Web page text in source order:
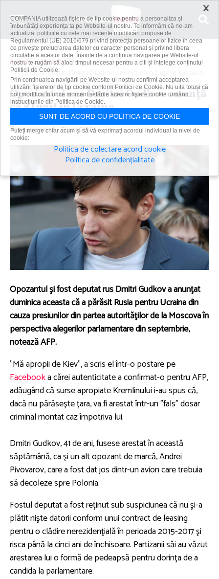
Acasă
Externe
Opozantul rus Dmitri Gudkov anunţă că a fugit în Ucraina
Opozantul rus Dmitri Gudkov anunţă
că a fugit în Ucraina
Primanews | 7 iun 2021
Opozantul şi fost deputat rus Dmitri Gudkov a anunţat
duminica aceasta că a părăsit Rusia pentru Ucraina din
cauza presiunilor din partea autorităţilor de la Moscova în
perspectiva alegerilor parlamentare din septembrie,
notează AFP.
"Mă apropii de Kiev", a scris el într-o postare pe
Facebooka cărei autenticitate a confirmat-o pentru AFP,
adăugând că surse apropiate Kremlinului i-au spus că,
dacă nu părăseşte ţara, va fi arestat într-un "fals" dosar
criminal montat caz împotriva lui.
Dmitri Gudkov, 41 de ani, fusese arestat în această
săptămână, ca şi un alt opozant de marcă, Andrei
Pivovarov, care a fost dat jos dintr-un avion care trebuia
să decoleze spre Polonia.
Fostul deputat a fost reţinut sub suspiciunea că nu şi-a
plătit nişte datorii conform unui contract de leasing
pentru o clădire nerezidenţială în perioada 2015-2017 şi
risca până la cinci ani de închisoare. Partizanii săi au văzut
arestarea lui o formă de pedeapsă pentru dorinţa de a
candida la parlamentare.
×
COMPANIA utilizează fişiere de tip cookie pentru a personaliza și
îmbunătăți experiența ta pe Website-ul nostru. Te informăm că ne-am
actualizat politicile cu cele mai recente modificări propuse de
Regulamentul (UE) 2016/679 privind protecția persoanelor fizice în ceea
ce privește prelucrarea datelor cu caracter personal și privind libera
circulație a acestor date. Înainte de a continua navigarea pe Website-ul
nostru te rugăm să aloci timpul necesar pentru a citi și înțelege conținutul
Politicii de Cookie.
Prin continuarea navigării pe Website-ul nostru confirmi acceptarea
utilizării fişierelor de tip cookie conform Politicii de Cookie. Nu uita totuși că
poți modifica în orice moment setările acestor fişiere cookie urmând
instrucțiunile din Politica de Cookie.
SUNT DE ACORD CU POLITICA DE COOKIE
Puteți merge chiar acum și să vă exprimați acordul individual la nivel de
cookie:
Politica de colectare acord cookie
Politica de confidențialitate